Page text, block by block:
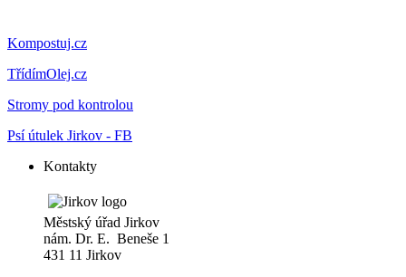
Kompostuj.cz
TřídímOlej.cz
Stromy pod kontrolou
Psí útulek Jirkov - FB
Kontakty
Městský úřad Jirkov
nám. Dr. E. Beneše 1
431 11 Jirkov